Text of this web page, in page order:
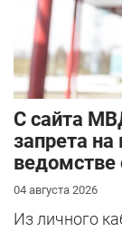
С сайта
запрета
ведомстве
04 августа 2026
Из личного